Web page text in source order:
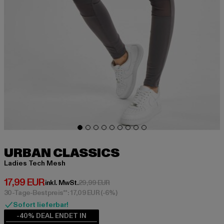
URBAN CLASSICS
Ladies Tech Mesh
17,99 EUR
Derzeitiger Preis: 17,99 EUR
inkl. MwSt.29,99 EURAktionspreis: 29,99 EUR
30-Tage-Bestpreis**: 17,09 EUR(-6%)
Sofort lieferbar!
-40% DEAL ENDET IN